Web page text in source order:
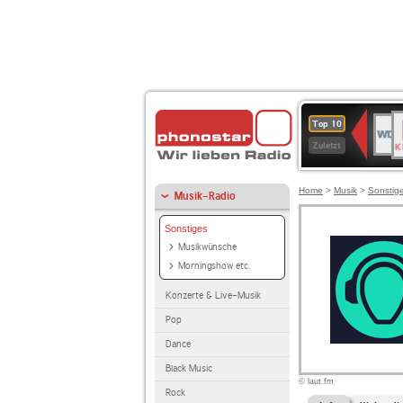
Top 10
Zuletzt
4
Musik-Radio
Sonstiges
Musikwünsche
Morningshow etc.
Konzerte & Live-Musik
Pop
Dance
Black Music
Rock
Home > Musik >
© laut.fm